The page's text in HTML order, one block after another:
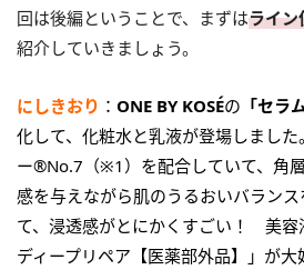
回は後編ということで、まずはライン
紹介していきましょう。
にしきおり ： ONE BY KOSÉの 「セラ
化して、化粧水と乳液が登場しまし
ー®No.7（※1）を配合していて、角
感を与えながら肌のうるおいバラン
て、浸透感がとにかくすごい！ 美容
ディープリペア【医薬部外品】」が